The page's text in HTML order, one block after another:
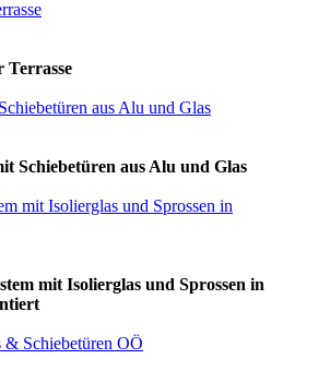
Schiebetüren aus Alu und Glas
mit Isolierglas und Sprossen in